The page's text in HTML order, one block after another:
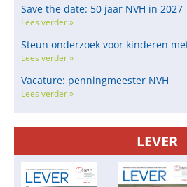
Save the date: 50 jaar NVH in 2027
Lees verder »
Steun onderzoek voor kinderen
Lees verder »
Vacature: penningmeester NVH
Lees verder »
LEVER